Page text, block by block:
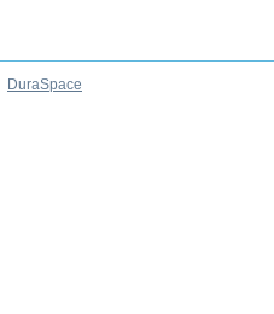
DuraSpace